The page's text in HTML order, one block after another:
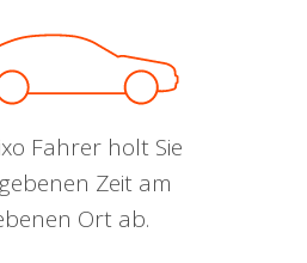
Fahrer holt Sie
Zeit am
Ort ab.